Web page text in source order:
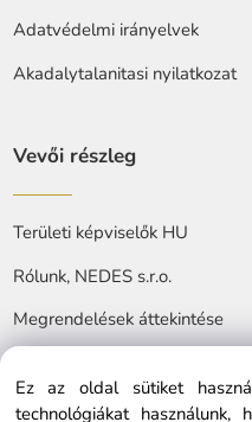
Adatvédelmi irányelvek
Akadalytalanitasi nyilatkozat
Vevői részleg
Területi képviselők HU
Rólunk, NEDES s.r.o.
Megrendelések áttekintése
Ez az oldal sütiket
technológiákat